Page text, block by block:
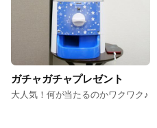
ガチャガチャプレゼント
大人気！何が当たるのかワクワク♪